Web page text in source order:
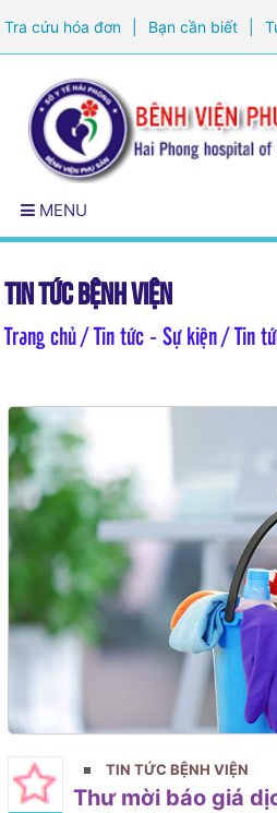
Tra cứu hóa đơn Bạn cần biết
Đăng ký khám sức khỏe
MENU
Tin tức bệnh viện
Trang chủ/ Tin tức - Sự kiện / Tin
TIN TỨC BỆNH VIỆN
Thư mời báo giá